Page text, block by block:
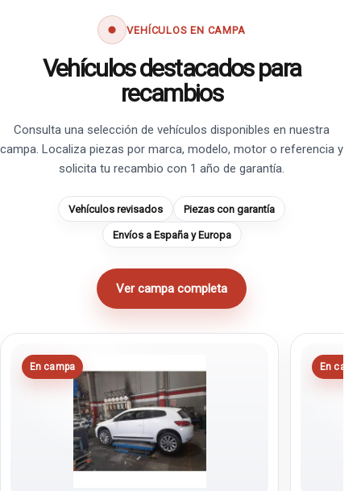
VEHÍCULOS EN CAMPA
Vehículos destacados para
recambios
Consulta una selección de vehículos disponibles en nuestra
campa. Localiza piezas por marca, modelo, motor o referencia y
solicita tu recambio con 1 año de garantía.
Vehículos revisados Piezas con garantía
Envíos a España y Europa
Ver campa completa
En campa En